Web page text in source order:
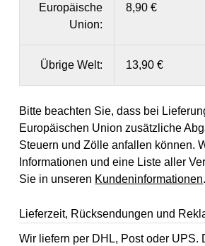
Europäische
Union:
8,90 €
Übrige Welt: 13,90 €
Bitte beachten Sie, dass bei
Europäischen Union zusätzliche
Steuern und Zölle anfallen können.
Informationen und eine Liste aller
Sie in unseren Kundeninformationen.
Lieferzeit, Rücksendungen und
Wir liefern per DHL, Post oder UPS.